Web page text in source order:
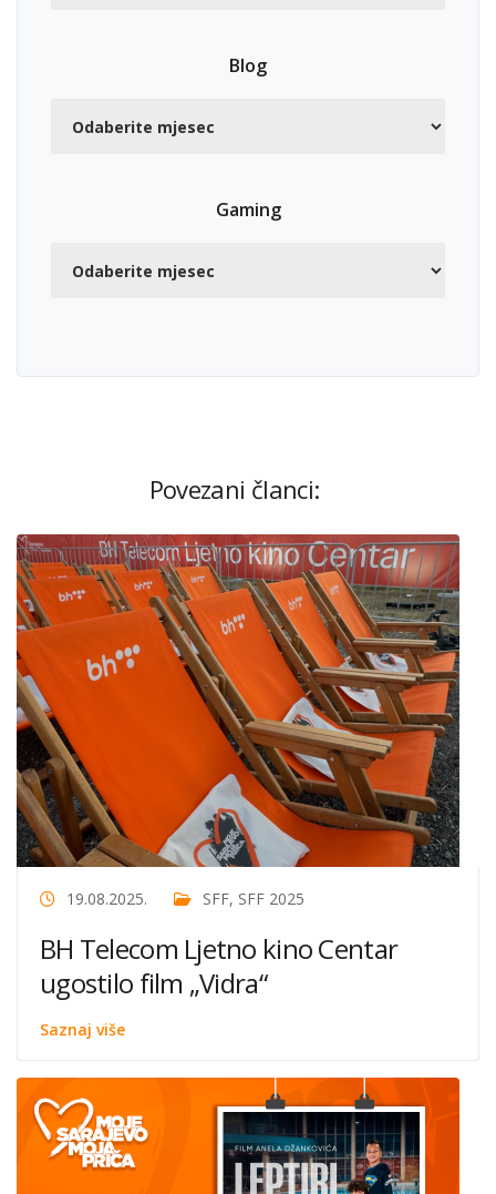
Blog
Gaming
Povezani članci:
19.08.2025. SFF, SFF 2025
BH Telecom Ljetno kino Centar
ugostilo film „Vidra“
Saznaj više